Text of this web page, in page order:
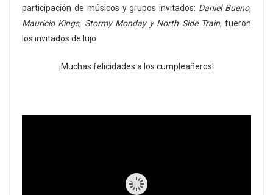
participación de músicos y grupos invitados: Daniel Bueno,
Mauricio Kings, Stormy Monday y North Side Train, fueron
los invitados de lujo.
¡Muchas felicidades a los cumpleañeros!